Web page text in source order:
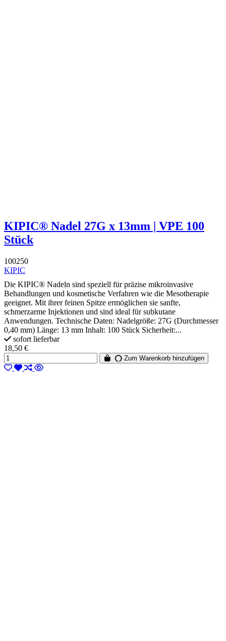
KIPIC® Nadel 27G x 13mm | VPE 100
Stück
100250
KIPIC
Die KIPIC® Nadeln sind speziell für präzise mikroinvasive
Behandlungen und kosmetische Verfahren wie die Mesotherapie
geeignet. Mit ihrer feinen Spitze ermöglichen sie sanfte,
schmerzarme Injektionen und sind ideal für subkutane
Anwendungen. Technische Daten: Nadelgröße: 27G (Durchmesser
0,40 mm) Länge: 13 mm Inhalt: 100 Stück Sicherheit:...
sofort lieferbar
18,50 €
Zum Warenkorb hinzufügen